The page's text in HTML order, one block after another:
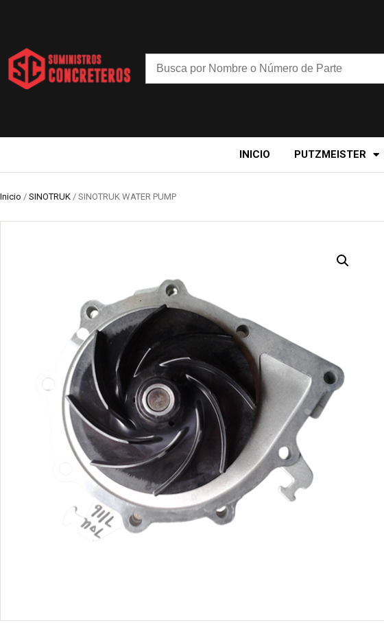
INICIO PUTZMEISTER
Inicio / SINOTRUK / SINOTRUK WATER PUMP